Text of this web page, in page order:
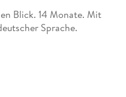
Blick. 14 Monate. Mit
Sprache.